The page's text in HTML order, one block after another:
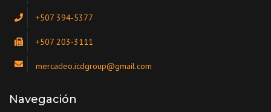
+507 394-5377
+507 203-3111
mercadeo.icdgroup@gmail.com
Navegación